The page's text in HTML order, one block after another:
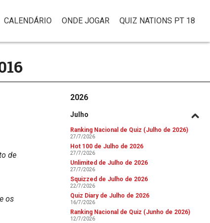
CALENDÁRIO ONDE JOGAR QUIZ NATIONS PT 18
2026
Julho
Ranking Nacional de Quiz (Julho de 2026)
27/7/2026
Hot 100 de Julho de 2026
27/7/2026
Unlimited de Julho de 2026
27/7/2026
Squizzed de Julho de 2026
22/7/2026
Quiz Diary de Julho de 2026
16/7/2026
Ranking Nacional de Quiz (Junho de 2026)
12/7/2026
de
os